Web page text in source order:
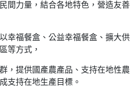
間力量，結合各地特色，營造友善
幸福餐盒、公益幸福餐盒、擴大供
等方式，
，提供國產農產品、支持在地性農
支持在地生產目標。